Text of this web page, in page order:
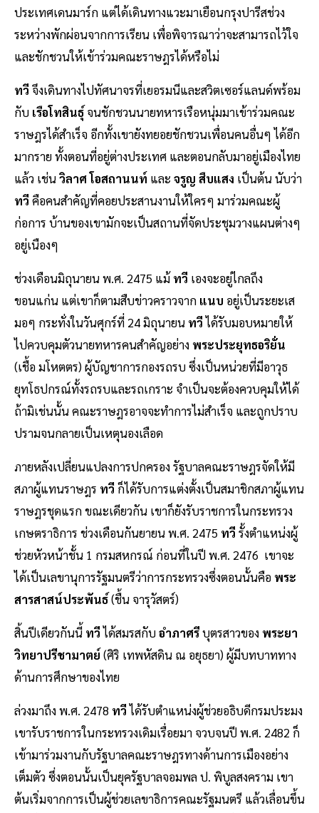
ประเทศเดนมาร์ก แต่ได้เดินทางแวะมาเยือนกรุงปารีสช่วง
ระหว่างพักผ่อนจากการเรียน เพื่อพิจารณาว่าจะสามารถไว้ใจ
และชักชวนให้เข้าร่วมคณะราษฎรได้หรือไม่
ทวีจึงเดินทางไปทัศนาจรที่เยอรมนีและสวิตเซอร์แลนด์พร้อม
กับ เรือโทสินธุ์จนชักชวนนายทหารเรือหนุ่มมาเข้าร่วมคณะ
ราษฎรได้สำเร็จ อีกทั้งเขายังทยอยชักชวนเพื่อนคนอื่นๆ ได้อีก
มากราย ทั้งตอนที่อยู่ต่างประเทศ และตอนกลับมาอยู่เมืองไทย
แล้ว เช่นวิลาศ โอสถานนท์ และ จรูญ สืบแสง เป็นต้น นับว่า
ทวีคือคนสำคัญที่คอยประสานงานให้ใครๆ มาร่วมคณะผู้
ก่อการ บ้านของเขามักจะเป็นสถานที่จัดประชุมวางแผนต่างๆ
อยู่เนืองๆ
ช่วงเดือนมิถุนายน พ.ศ. 2475 แม้ทวี เองจะอยู่ไกลถึง
ขอนแก่น แต่เขาก็ตามสืบข่าวคราวจาก แนบ อยู่เป็นระยะเส
มอๆ กระทั่งในวันศุกร์ที่ 24 มิถุนายน ทวีได้รับมอบหมายให้
ไปควบคุมตัวนายทหารคนสำคัญอย่าง พระประยุทธอริยั่น
(เชื้อ มโหตตร) ผู้บัญชาการกองรถรบ ซึ่งเป็นหน่วยที่มีอาวุธ
ยุทโธปกรณ์ทั้งรถรบและรถเกราะ จำเป็นจะต้องควบคุมให้ได้
ถ้ามิเช่นนั้น คณะราษฎรอาจจะทำการไม่สำเร็จ และถูกปราบ
ปรามจนกลายเป็นเหตุนองเลือด
ภายหลังเปลี่ยนแปลงการปกครอง รัฐบาลคณะราษฎรจัดให้มี
สภาผู้แทนราษฎร ทวีก็ได้รับการแต่งตั้งเป็นสมาชิกสภาผู้แทน
ราษฎรชุดแรก ขณะเดียวกัน เขาก็ยังรับราชการในกระทรวง
เกษตราธิการ ช่วงเดือนกันยายน พ.ศ. 2475 ทวีรั้งตำแหน่งผู้
ช่วยหัวหน้าชั้น 1 กรมสหกรณ์ ก่อนที่ในปี พ.ศ. 2476 เขาจะ
ได้เป็นเลขานุการรัฐมนตรีว่าการกระทรวงซึ่งตอนนั้นคือ พระ
สารสาสน์ประพันธ์(ชื้น จารุวัสตร์)
สิ้นปีเดียวกันนี้ ทวีได้สมรสกับอำภาศรีบุตรสาวของ พระยา
วิทยาปรีชามาตย์(ศิริ เทพหัสดิน ณ อยุธยา) ผู้มีบทบาททาง
ด้านการศึกษาของไทย
ล่วงมาถึง พ.ศ. 2478 ทวีได้รับตำแหน่งผู้ช่วยอธิบดีกรมประมง
เขารับราชการในกระทรวงเดิมเรื่อยมา จวบจนปี พ.ศ. 2482 ก็
เข้ามาร่วมงานกับรัฐบาลคณะราษฎรทางด้านการเมืองอย่าง
เต็มตัว ซึ่งตอนนั้นเป็นยุครัฐบาลจอมพล ป. พิบูลสงคราม เขา
ต้นเริ่มจากการเป็นผู้ช่วยเลขาธิการคณะรัฐมนตรี แล้วเลื่อนขึ้น